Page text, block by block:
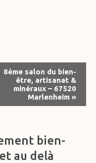
8ème salon du bien-
être, artisanat &
minéraux – 67520
Marlenheim »
bien-
au delà